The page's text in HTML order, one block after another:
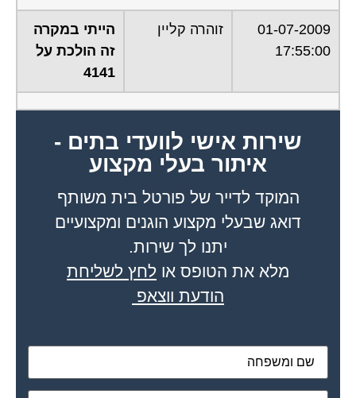
01-07-2009
17:55:00
זוהרה קליין
הייתי במקרה
זה הולכת על
4141
שירות אישי לוועדי בתים -
איתור בעלי מקצוע
המוקד לדייר של פורטל בית משותף
דואג שבעלי מקצוע הוגנים ומקצועיים
יתנו לך שירות.
מלא את הטופס או לחץ לשליחת
הודעת ווצאפ